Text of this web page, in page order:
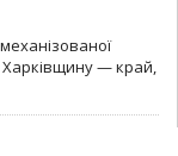
Харківщину — край,